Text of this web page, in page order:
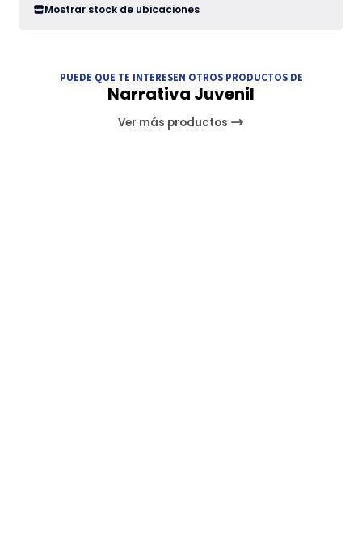
Mostrar stock de ubicaciones
PUEDE QUE TE INTERESEN OTROS PRODUCTOS DE
Narrativa Juvenil
Ver más productos